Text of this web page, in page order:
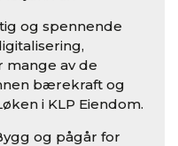
og spennende
mange av de
bærekraft og
i KLP Eiendom.
og pågår for